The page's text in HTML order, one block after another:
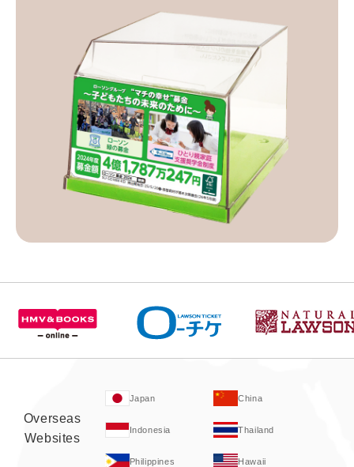
Overseas
Websites
Japan China
Indonesia Thailand
Philippines Hawaii